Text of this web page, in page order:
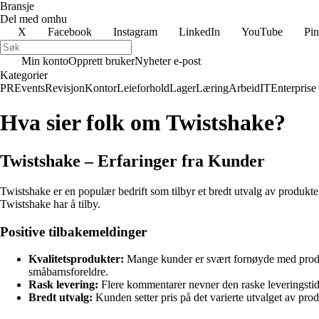
Bransje
Del med omhu
X
Facebook Instagram LinkedIn YouTube
Min kontoOpprett brukerNyheter e-post
Kategorier
PREventsRevisjonKontorLeieforholdLagerLæringArbeidITEnterprise
Hva sier folk om Twistshake?
Twistshake – Erfaringer fra Kunder
Twistshake er en populær bedrift som tilbyr et bredt utvalg av
Twistshake har å tilby.
Positive tilbakemeldinger
Kvalitetsprodukter: Mange kunder er svært fornøyde med
småbarnsforeldre.
Rask levering: Flere kommentarer nevner den raske
Bredt utvalg: Kunden setter pris på det varierte utvalget av